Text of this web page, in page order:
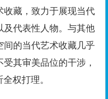
收藏，致力于展现当代
及代表性人物。与其他
间的当代艺术收藏几乎
其审美品位的干涉，
权打理。